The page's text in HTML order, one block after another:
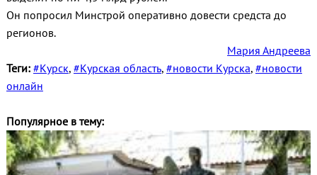
Он попросил Минстрой оперативно довести средста до
регионов.
Мария Андреева
Теги: #Курск, #Курская область, #новости Курска, #новости
онлайн
Популярное в тему: